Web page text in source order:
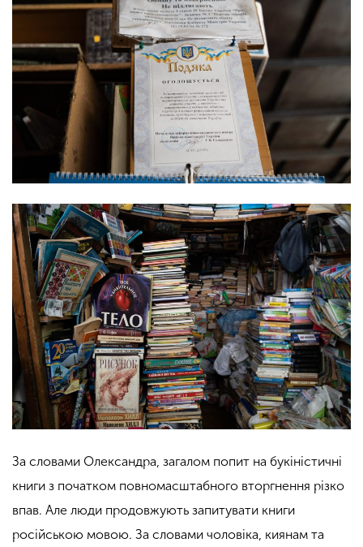
За словами Олександра, загалом попит на букіністичні
книги з початком повномасштабного вторгнення різко
впав. Але люди продовжують запитувати книги
російською мовою. За словами чоловіка, киянам та